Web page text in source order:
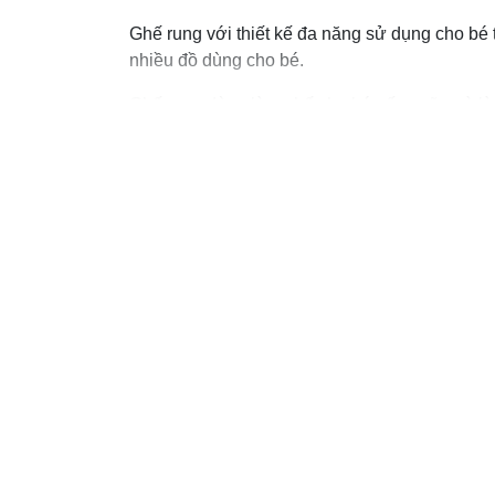
Ghế rung với thiết kế đa năng sử dụng cho
nhiều đồ dùng cho bé.
Bé sẽ chơi ngoan rồi dần dần chìm vào giấc